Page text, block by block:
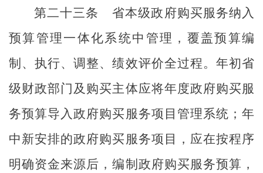
第二十三条
省本级政府购买服务纳入
预算管理一体化系统中 管理，覆盖预算编
制、执行、调整、绩效评价全过程。年初省
级财政部门及购买主体应将年度政府购买服
务预算导入政府购买服务项目 管理系统 ； 年
中新安排的政府购买服务项目， 应在按程序
明确资金来源后，编制政府购买服务预算，